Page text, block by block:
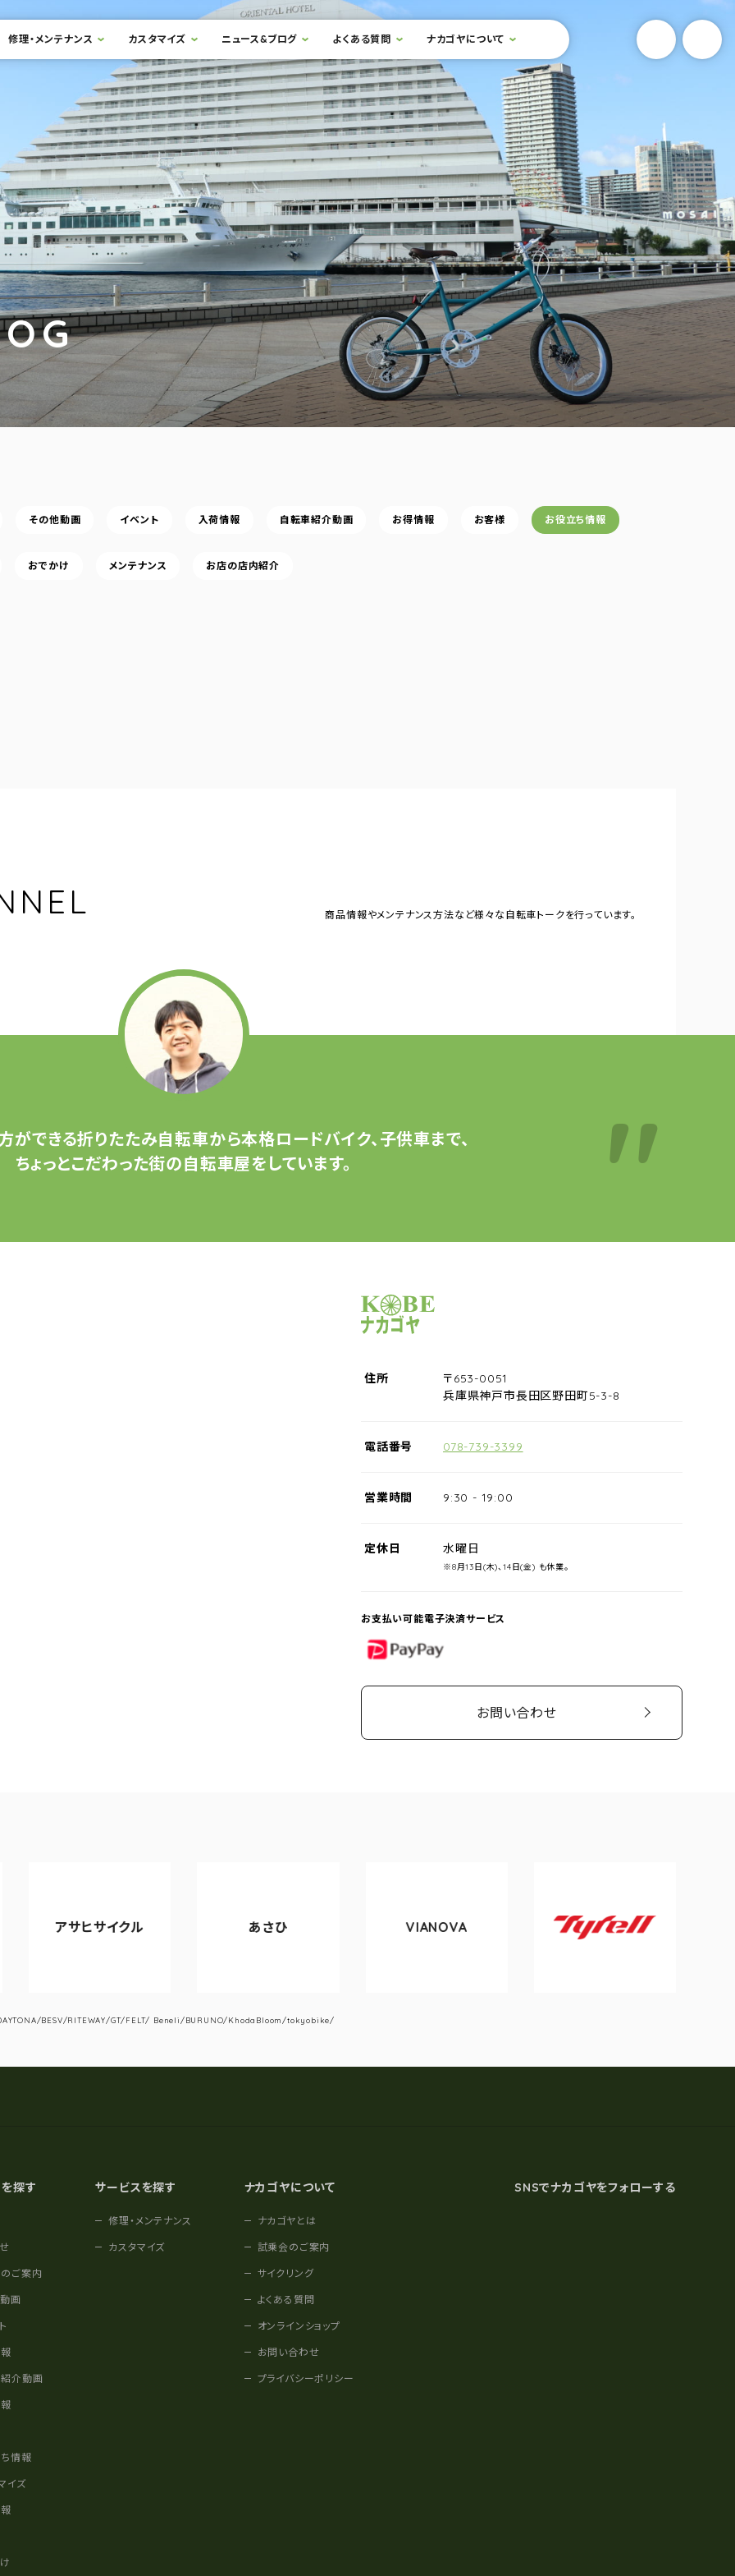
修理・メンテナンス カスタマイズ ニュース&ブログ よくある質問 ナカゴヤについて 検索フォームを開閉する YouTube
その他動画 イベント 入荷情報 自転車紹介動画 お得情報 お客様 お役立ち情報
おでかけ メンテナンス お店の店内紹介
商品情報やメンテナンス方法など様々な自転車トークを行っています。
ができる折りたたみ自転車から本格ロードバイク、子供車まで、
ちょっとこだわった街の自転車屋をしています。
サイクルショップナカゴヤ
住所
〒653-0051
兵庫県神戸市長田区野田町5-3-8
電話番号 078-739-3399
営業時間 9:30 - 19:00
定休日 水曜日
※8月13日(木)、14日(金) も休業。
お支払い可能電子決済サービス
PayPay
お問い合わせ
アサヒサイクル あさひ VIANOVA
Tyrell
BESV/RITEWAY/GT/FELT/ Beneli/BURUNO/KhodaBloom/tokyobike/
探す
ご案内
画
介動画
情報
イズ
サービスを探す
修理・メンテナンス
カスタマイズ
ナカゴヤについて
ナカゴヤとは
試乗会のご案内
サイクリング
よくある質問
オンラインショップ
お問い合わせ
プライバシーポリシー
SNSでナカゴヤをフォローする